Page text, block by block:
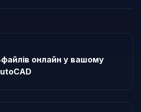
онлайн у вашому